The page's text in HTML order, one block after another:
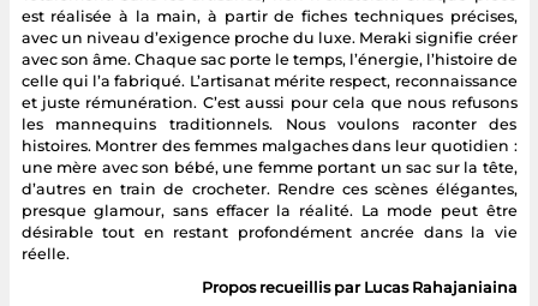
est réalisée à la main, à partir de fiches techniques précises,
avec un niveau d’exigence proche du luxe. Meraki signifie créer
avec son âme. Chaque sac porte le temps, l’énergie, l’histoire de
celle qui l’a fabriqué. L’artisanat mérite respect, reconnaissance
et juste rémunération. C’est aussi pour cela que nous refusons
les mannequins traditionnels. Nous voulons raconter des
histoires. Montrer des femmes malgaches dans leur quotidien :
une mère avec son bébé, une femme portant un sac sur la tête,
d’autres en train de crocheter. Rendre ces scènes élégantes,
presque glamour, sans effacer la réalité. La mode peut être
désirable tout en restant profondément ancrée dans la vie
réelle.
Propos recueillis par Lucas Rahajaniaina